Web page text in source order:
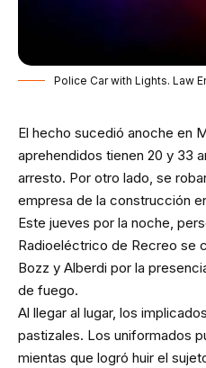
Police Car with Lights. Law
El hecho sucedió anoche en
aprehendidos tienen 20 y 33
arresto. Por otro lado, se
empresa de la construcción
Este jueves por la noche,
Radioeléctrico de Recreo se
Bozz y Alberdi por la
de fuego.
Al llegar al lugar, los
pastizales. Los uniformados
mientas que logró huir el